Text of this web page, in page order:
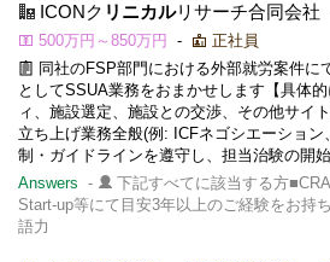
ICONク リニカルリサーチ合同会社
500万円～850万円 -
正社員
同社のFSP部門における外部就労案件に
としてSSUA業務をおまかせします【具体
ィ、施設選定、施設との交渉、その他サイ
立ち上げ業務全般(例: ICFネゴシエーション
制・ガイドラインを遵守し、担当治験の開始
Answers -
下記すべてに該当する方
Start-up等にて目安3年以上のご経験をお持
語力